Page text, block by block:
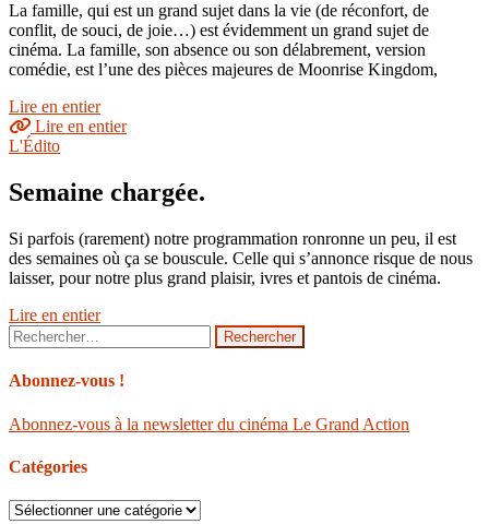
La famille, qui est un grand sujet dans la vie (de réconfort, de
conflit, de souci, de joie…) est évidemment un grand sujet de
cinéma. La famille, son absence ou son délabrement, version
comédie, est l’une des pièces majeures de Moonrise Kingdom,
Lire en entier
Lire en entier
L'Édito
Semaine chargée.
Si parfois (rarement) notre programmation ronronne un peu, il est
des semaines où ça se bouscule. Celle qui s’annonce risque de nous
laisser, pour notre plus grand plaisir, ivres et pantois de cinéma.
Lire en entier
Rechercher :
Abonnez-vous !
Abonnez-vous à la newsletter du cinéma Le Grand Action
Catégories
Catégories